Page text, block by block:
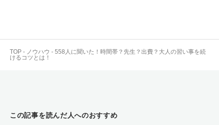
TOP - ノウハウ - 558人に聞いた！時間帯？先生？出費？大人の習い事を続
けるコツとは！
この記事を読んだ人へのおすすめ